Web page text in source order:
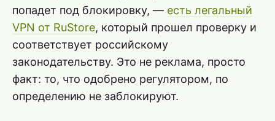
попадет под блокировку, — есть легальный
VPN от RuStore, который прошел проверку и
соответствует российскому
законодательству. Это не реклама, просто
факт: то, что одобрено регулятором, по
определению не заблокируют.